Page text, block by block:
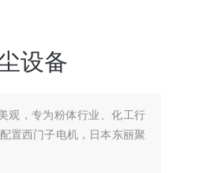
设备
观，专为粉体行业、化工行
置西门子电机，日本东丽聚